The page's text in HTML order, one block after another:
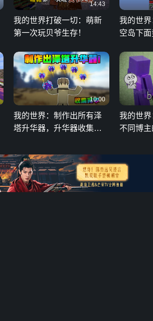
14:43
我的世界打破一切：萌新
第一次玩贝爷生存！
我的世
空岛下
10:00
我的世界：制作出所有泽
塔升华器，升华器收集完
我的世
不同博主